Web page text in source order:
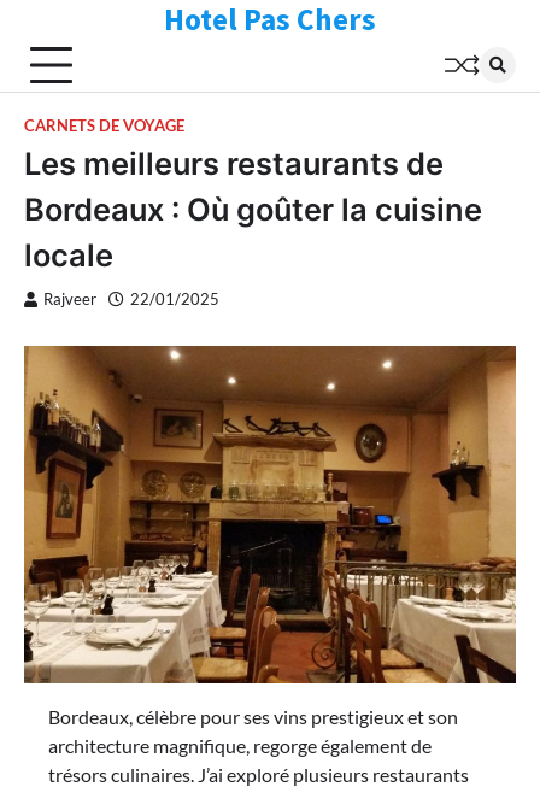
content
Hotel Pas Chers
CARNETS DE VOYAGE
Les meilleurs restaurants de
Bordeaux : Où goûter la cuisine
locale
Rajveer 22/01/2025
Bordeaux, célèbre pour ses vins prestigieux et son
architecture magnifique, regorge également de
trésors culinaires. J’ai exploré plusieurs restaurants